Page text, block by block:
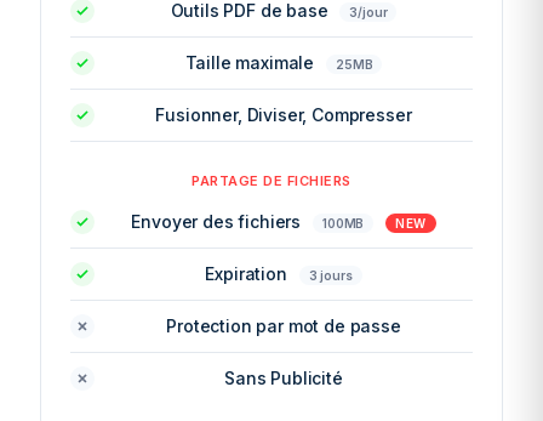
Outils PDF de base 3/jour
Taille maximale 25MB
Fusionner, Diviser, Compresser
PARTAGE DE FICHIERS
Envoyer des fichiers 100MB NEW
Expiration 3 jours
Protection par mot de passe
Sans Publicité